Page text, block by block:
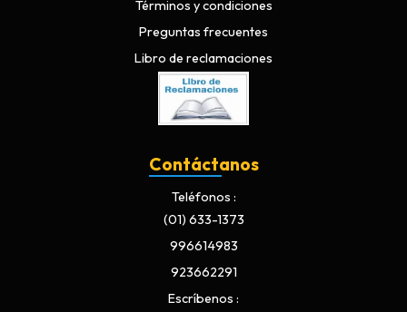
Términos y condiciones
Preguntas frecuentes
Libro de reclamaciones
Contáctanos
Teléfonos
(01) 633-1373
996614983
923662291
Escríbenos